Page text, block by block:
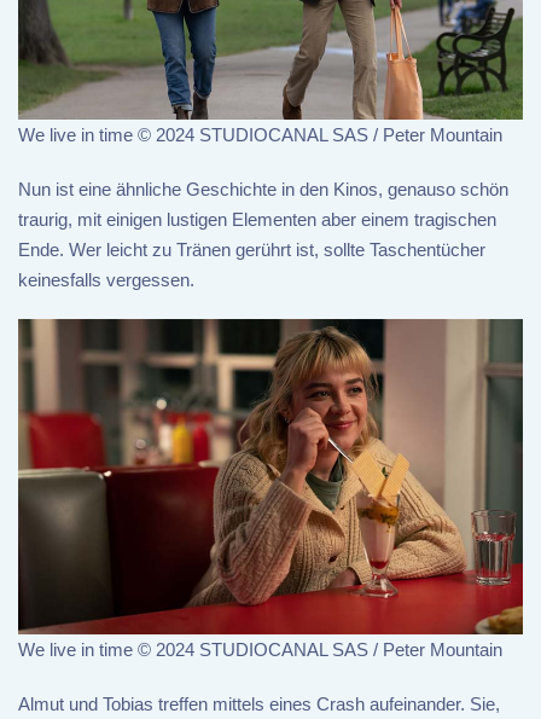
We live in time © 2024 STUDIOCANAL SAS / Peter Mountain
Nun ist eine ähnliche Geschichte in den Kinos, genauso schön
traurig, mit einigen lustigen Elementen aber einem tragischen
Ende. Wer leicht zu Tränen gerührt ist, sollte Taschentücher
keinesfalls vergessen.
We live in time © 2024 STUDIOCANAL SAS / Peter Mountain
Almut und Tobias treffen mittels eines Crash aufeinander. Sie,